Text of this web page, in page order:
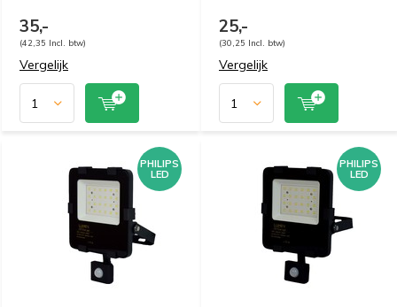
35,-
(42,35 Incl. btw)
Vergelijk
25,-
(30,25 Incl. btw)
Vergelijk
PHILIPS
LED
PHILIPS
LED